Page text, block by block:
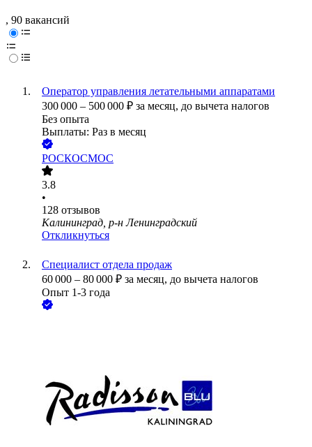
, 90 вакансий
Оператор управления летательными аппаратами
300 000 – 500 000 ₽ за месяц, до вычета налогов
Без опыта
Выплаты: Раз в месяц
РОСКОСМОС
3.8
•
128 отзывов
Калининград, р-н Ленинградский
Откликнуться
Специалист отдела продаж
60 000 – 80 000 ₽ за месяц, до вычета налогов
Опыт 1-3 года